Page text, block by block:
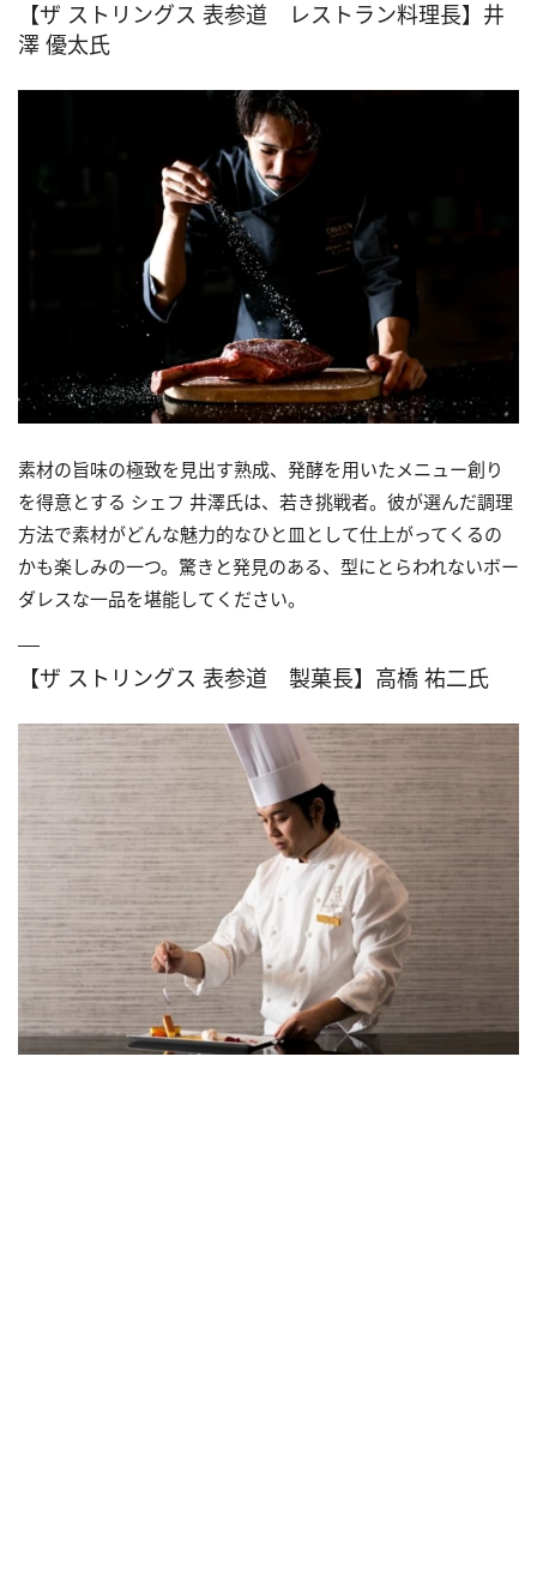
【ザ ストリングス 表参道 レストラン料理長】井
澤 優太氏
素材の旨味の極致を見出す熟成、発酵を用いたメニュー創り
を得意とする シェフ 井澤氏は、若き挑戦者。彼が選んだ調理
方法で素材がどんな魅力的なひと皿として仕上がってくるの
かも楽しみの一つ。驚きと発見のある、型にとらわれないボー
ダレスな一品を堪能してください。
【ザ ストリングス 表参道 製菓長】高橋 祐二氏